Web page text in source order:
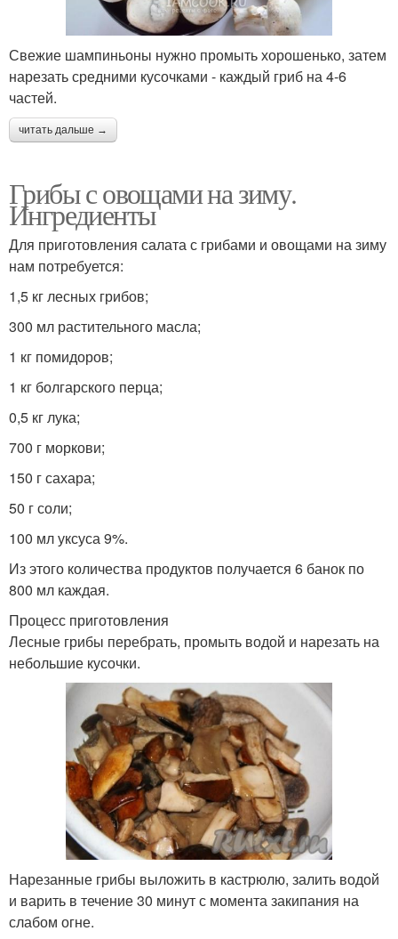
Свежие шампиньоны нужно промыть хорошенько, затем
нарезать средними кусочками - каждый гриб на 4-6
частей.
читать дальше →
Грибы с овощами на зиму.
Ингредиенты
Для приготовления салата с грибами и овощами на зиму
нам потребуется:
1,5 кг лесных грибов;
300 мл растительного масла;
1 кг помидоров;
1 кг болгарского перца;
0,5 кг лука;
700 г моркови;
150 г сахара;
50 г соли;
100 мл уксуса 9%.
Из этого количества продуктов получается 6 банок по
800 мл каждая.
Процесс приготовления
Лесные грибы перебрать, промыть водой и нарезать на
небольшие кусочки.
Нарезанные грибы выложить в кастрюлю, залить водой
и варить в течение 30 минут с момента закипания на
слабом огне.